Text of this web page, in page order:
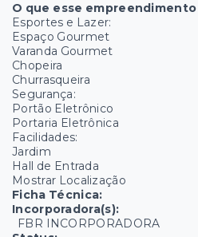
O que esse
Esportes e Lazer:
Espaço Gourmet
Varanda Gourmet
Chopeira
Churrasqueira
Segurança:
Portão Eletrônico
Portaria Eletrônica
Facilidades:
Jardim
Hall de Entrada
Mostrar Localização
Ficha Técnica:
Incorporadora(s):
FBR INCORPORADORA